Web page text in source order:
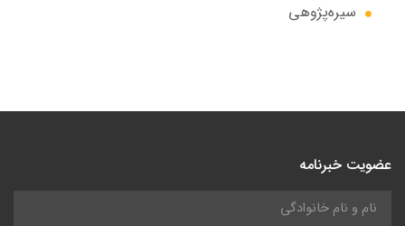
سیره‌پژوهی
عضویت خبرنامه